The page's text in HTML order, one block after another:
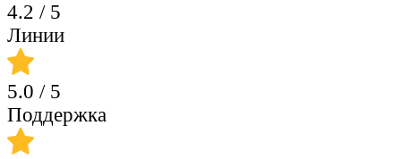
4.2 / 5
Линии
5.0 / 5
Поддержка